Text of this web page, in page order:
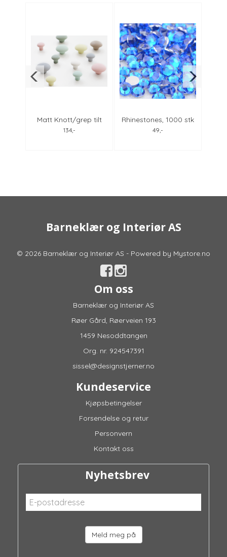
Matt Knott/grep tilt
Anne Black, alle farger
134,-
Rhinestones, 1000 stk
sapphire 4mm
49,-
Barneklær og Interiør AS
© 2026 Barneklær og Interiør AS - Powered by Mystore.no
Om oss
Barneklær og Interiør AS
Røer Gård, Røerveien 193
1459 Nesoddtangen
Org. nr. 924547391
sissel@designstjerner.no
Kundeservice
Kjøpsbetingelser
Forsendelse og retur
Personvern
Kontakt oss
Nyhetsbrev
Meld meg på